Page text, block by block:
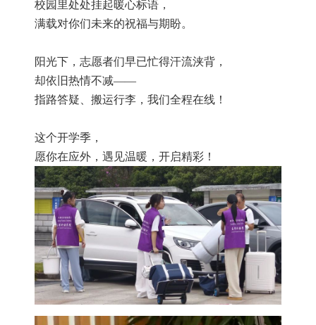
校园里处处挂起暖心标语，
满载对你们未来的祝福与期盼。
阳光下，志愿者们早已忙得汗流浃背，
却依旧热情不减——
指路答疑、搬运行李，我们全程在线！
这个开学季，
愿你在应外，遇见温暖，开启精彩！